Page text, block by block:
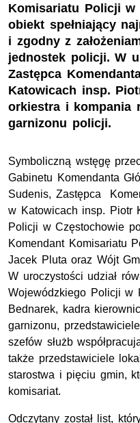
Komisariatu Policji w
obiekt spełniający
i zgodny z
jednostek policji. W
Zastępca
Katowicach insp.
orkiestra i kompania
garnizonu policji.
Symboliczną wstęgę
Gabinetu Komendanta
Sudenis, Zastępca
w Katowicach insp. Piotr
Policji w Częstochowie
Komendant Komisariatu
Jacek Pluta oraz Wójt
W uroczystości udział
Wojewódzkiego Policji w
Bednarek, kadra
garnizonu,
szefów służb
także przedstawiciele
starostwa i pięciu gmin,
komisariat.
Odczytany został list,